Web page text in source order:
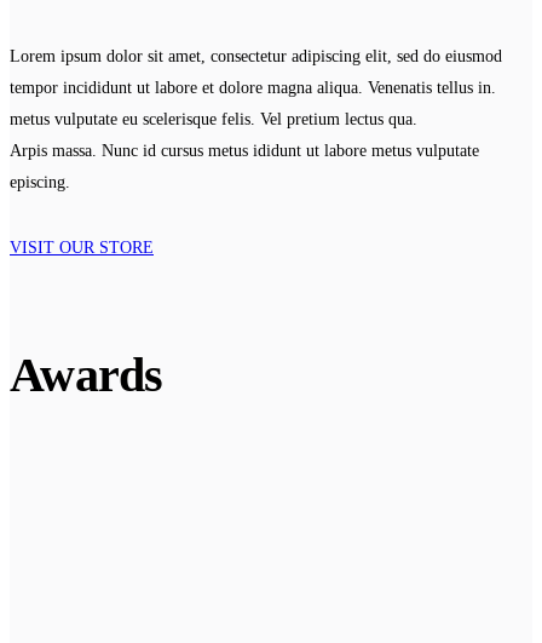
Lorem ipsum dolor sit amet, consectetur adipiscing elit, sed do eiusmod
tempor incididunt ut labore et dolore magna aliqua. Venenatis tellus in.
metus vulputate eu scelerisque felis. Vel pretium lectus qua.
Arpis massa. Nunc id cursus metus ididunt ut labore metus vulputate
episcing.
VISIT OUR STORE
Awards